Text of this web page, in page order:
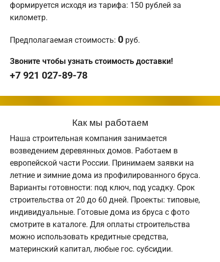
формируется исходя из тарифа: 150 рублей за
километр.
Предполагаемая стоимость: 0 руб.
Звоните чтобы узнать стоимость доставки!
+7 921 027-89-78
Как мы работаем
Наша строительная компания занимается
возведением деревянных домов. Работаем в
европейской части России. Принимаем заявки на
летние и зимние дома из профилированного бруса.
Варианты готовности: под ключ, под усадку. Срок
строительства от 20 до 60 дней. Проекты: типовые,
индивидуальные. Готовые дома из бруса с фото
смотрите в каталоге. Для оплаты строительства
можно использовать кредитные средства,
материнский капитал, любые гос. субсидии.